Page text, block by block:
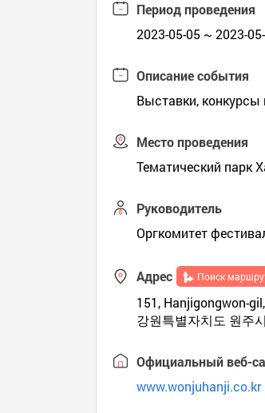
Период проведения
2023-05-05 ~ 2023-
Описание события
Выставки, конкурсы
Место проведения
Тематический парк
Руководитель
Оргкомитет
Адрес Поиск
151, Hanjigongwon-
강원특별자치도 원주
Официальный веб-
www.wonjuhanji.co.kr